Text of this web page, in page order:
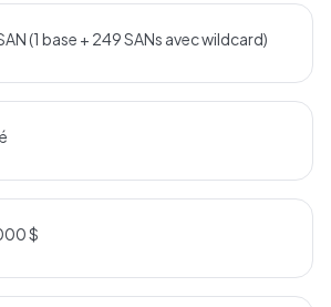
(1 base + 249 SANs avec wildcard)
$